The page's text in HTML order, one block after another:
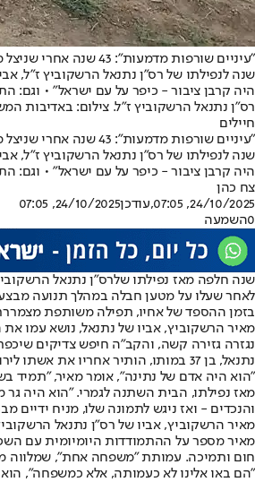
"עיניים שורפות מדמעות": 43 שנה אחרי שניצל מהטנק הבוער, האב השכול סגר מעגל כואב
שנה לנפילתו של רס"ן נתנאל הרשקוביץ ז"ל,
היה קרבן ציבור - כיפר על עם ישראל" •
רס"ן נתנאל הרשקוביץ ז"ל. צילום: באדיבות
חיילים
"עיניים שורפות מדמעות": 43 שנה אחרי שניצל מהטנק הבוער, האב השכול סגר מעגל כואב
שנה לנפילתו של רס"ן נתנאל הרשקוביץ ז"ל,
היה קרבן ציבור - כיפר על עם ישראל" •
צח כהן
24/10/2025, 07:05
,עודכן24/10/2025, 07:05
0השמעה
שנה חלפה מאז נפילתו שלרס"ן נתנאל
לאחר שעלו על מטען חבלה במהלך תנועה
בזמן ההספד של אחיו, תפילה משותפת
מאיר הרשקוביץ, אביו של נתנאל, נושא עמו
נגזרה גזירה קשה, והקב"ה חיפש צדיקים
נתנאל, בן 37 במותו, הותיר אחריו
"הוא היה אדם של נתינה", אומר מאיר, "תמיד
מאז נפילתו, הבית השתנה לגמרי. "הוא היה
והנכדים - ואז ניגש לתמונה שלו, מניח ידיים
מאיר הרשקוביץ, אביו של רס"ן נתנאל
מאיר מספר על ההתמודדות היומיומית עם
חום ותמיכה. עמותת "משפחה אחת", שמלווה
"הם באו אלינו לא כעמותה, אלא כמשפחה",